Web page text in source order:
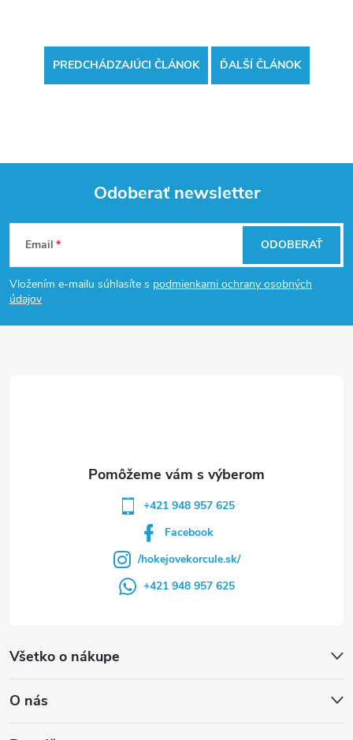
PREDCHÁDZAJÚCI ČLÁNOK ĎALŠÍ ČLÁNOK
Z
á
p
Odoberať newsletter
Email
Vložením e-mailu súhlasíte s podmienkami ochrany osobných
údajov
ODOBERAŤ
Všetko o nákupe
O nás
+421 948 957 625
Facebook
/hokejovekorcule.sk/
+421 948 957 625